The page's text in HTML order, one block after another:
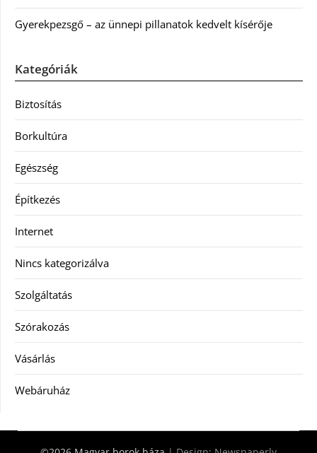
Gyerekpezsgő – az ünnepi pillanatok kedvelt kísérője
Kategóriák
Biztosítás
Borkultúra
Egészség
Építkezés
Internet
Nincs kategorizálva
Szolgáltatás
Szórakozás
Vásárlás
Webáruház